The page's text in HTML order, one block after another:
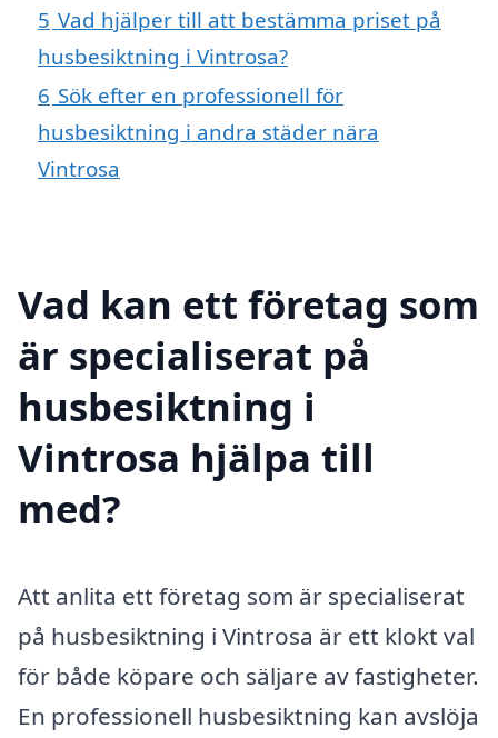
5 Vad hjälper till att bestämma priset på
husbesiktning i Vintrosa?
6 Sök efter en professionell för
husbesiktning i andra städer nära
Vintrosa
Vad kan ett företag som
är specialiserat på
husbesiktning i
Vintrosa hjälpa till
med?
Att anlita ett företag som är specialiserat
på husbesiktning i Vintrosa är ett klokt val
för både köpare och säljare av fastigheter.
En professionell husbesiktning kan avslöja